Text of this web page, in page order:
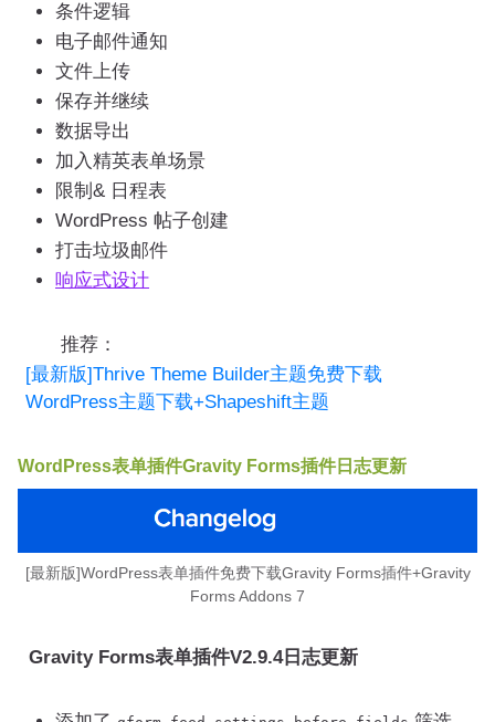
条件逻辑
电子邮件通知
文件上传
保存并继续
数据导出
加入精英表单场景
限制& 日程表
WordPress 帖子创建
打击垃圾邮件
响应式设计
推荐：
[最新版]Thrive Theme Builder主题免费下载
WordPress主题下载+Shapeshift主题
WordPress表单插件Gravity Forms插件日志更新
[最新版]WordPress表单插件免费下载Gravity Forms插件+Gravity
Forms Addons 7
Gravity Forms表单插件V2.9.4日志更新